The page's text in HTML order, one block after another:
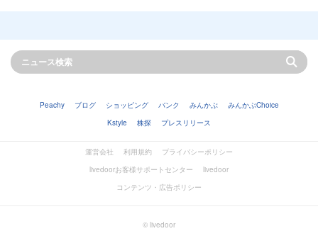
Peachy ブログ ショッピング バンク みんかぶ
みんかぶChoice
Kstyle
株探 プレスリリース
運営会社 利用規約
プライバシーポリシー
livedoorお客様サポートセンター
livedoor
コンテンツ・広告ポリシー
© livedoor